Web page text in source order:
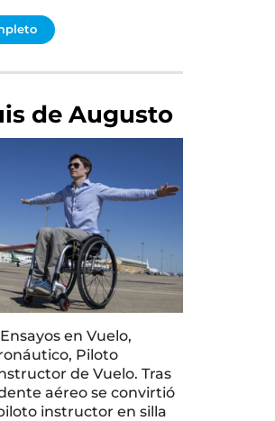
de Augusto
en Vuelo,
Piloto
de Vuelo. Tras
aéreo se convirtió
instructor en silla